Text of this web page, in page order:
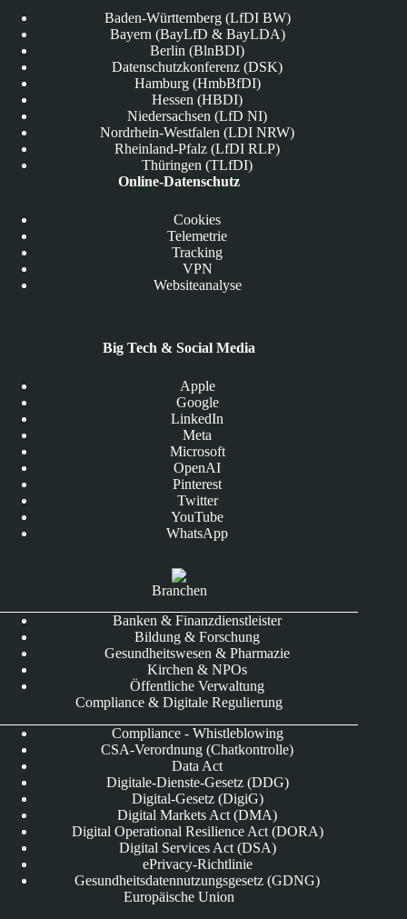
Baden-Württemberg (LfDI BW)
Bayern (BayLfD & BayLDA)
Berlin (BlnBDI)
Datenschutzkonferenz (DSK)
Hamburg (HmbBfDI)
Hessen (HBDI)
Niedersachsen (LfD NI)
Nordrhein-Westfalen (LDI NRW)
Rheinland-Pfalz (LfDI RLP)
Thüringen (TLfDI)
Online-Datenschutz
Cookies
Telemetrie
Tracking
VPN
Websiteanalyse
Big Tech & Social Media
Apple
Google
LinkedIn
Meta
Microsoft
OpenAI
Pinterest
Twitter
YouTube
WhatsApp
Branchen
Banken & Finanzdienstleister
Bildung & Forschung
Gesundheitswesen & Pharmazie
Kirchen & NPOs
Öffentliche Verwaltung
Compliance & Digitale Regulierung
Compliance - Whistleblowing
CSA-Verordnung (Chatkontrolle)
Data Act
Digitale-Dienste-Gesetz (DDG)
Digital-Gesetz (DigiG)
Digital Markets Act (DMA)
Digital Operational Resilience Act (DORA)
Digital Services Act (DSA)
ePrivacy-Richtlinie
Gesundheitsdatennutzungsgesetz (GDNG)
Europäische Union